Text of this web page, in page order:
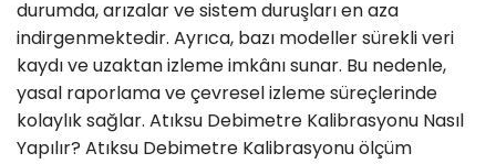
durumda, arızalar ve sistem duruşları en aza
indirgenmektedir. Ayrıca, bazı modeller sürekli veri
kaydı ve uzaktan izleme imkânı sunar. Bu nedenle,
yasal raporlama ve çevresel izleme süreçlerinde
kolaylık sağlar. Atıksu Debimetre Kalibrasyonu Nasıl
Yapılır? Atıksu Debimetre Kalibrasyonu ölçüm